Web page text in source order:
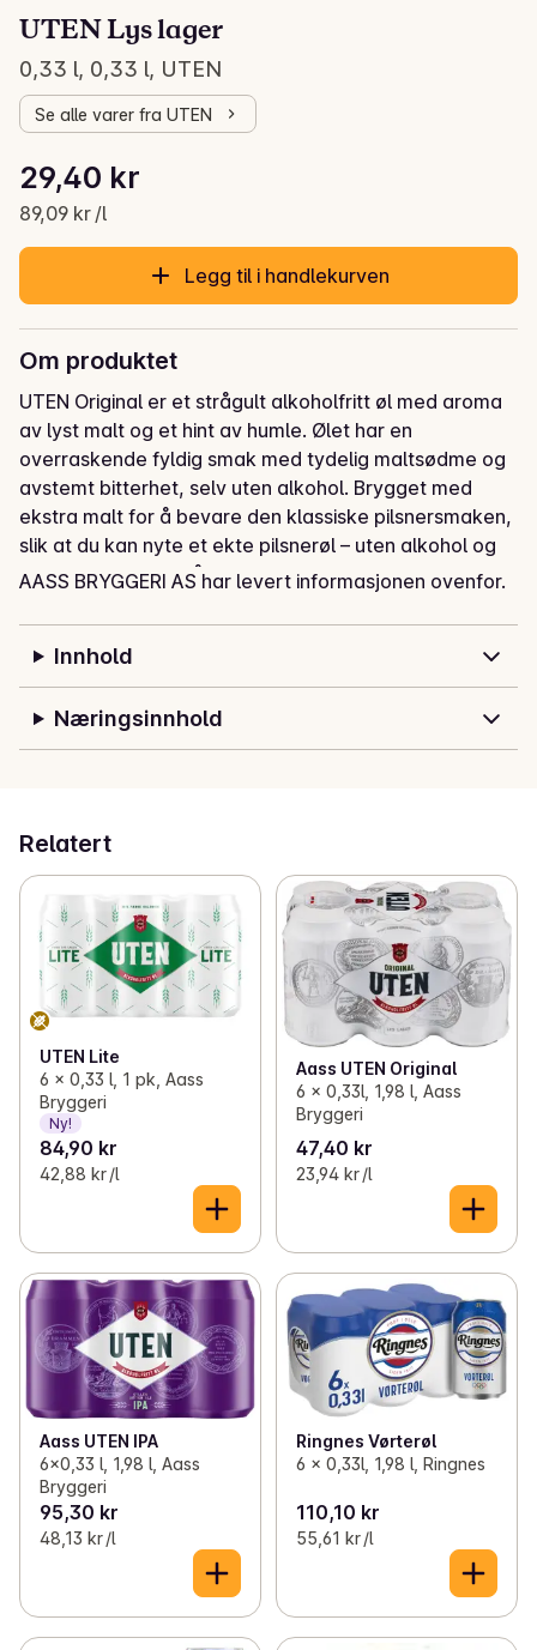
UTEN Lys lager
0,33 l, 0,33 l, UTEN
Se alle varer fra UTEN
Gjeldende pris er: 29,40 kr
29,40 kr
89,09 kr /l
Stykkpris: 89,09 kr /l
Legg til i handlekurven
Om produktet
UTEN Original er et strågult alkoholfritt øl med aroma
av lyst malt og et hint av humle. Ølet har en
overraskende fyldig smak med tydelig maltsødme og
avstemt bitterhet, selv uten alkohol. Brygget med
ekstra malt for å bevare den klassiske pilsnersmaken,
slik at du kan nyte et ekte pilsnerøl – uten alkohol og
uten kompromiss på smaken.
AASS BRYGGERI AS har levert informasjonen ovenfor.
Innhold
Næringsinnhold
Relatert
UTEN Lite
6 x 0,33 l, 1 pk, Aass
Bryggeri
Ny!
84,90 kr
42,88 kr /l
Aass UTEN Original
6 x 0,33l, 1,98 l, Aass
Bryggeri
47,40 kr
23,94 kr /l
Aass UTEN IPA
6x0,33 l, 1,98 l, Aass
Bryggeri
95,30 kr
48,13 kr /l
Ringnes Vørterøl
6 x 0,33l, 1,98 l, Ringnes
110,10 kr
55,61 kr /l